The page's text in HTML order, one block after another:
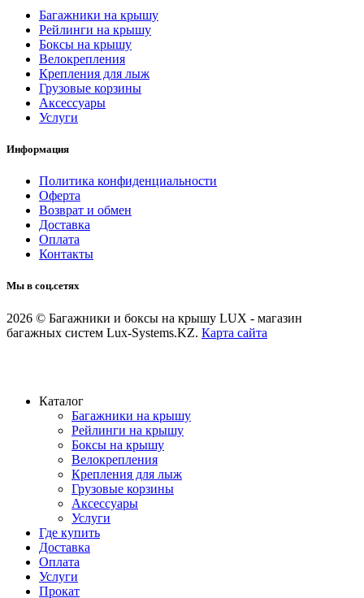
Багажники на крышу
Рейлинги на крышу
Боксы на крышу
Велокрепления
Крепления для лыж
Грузовые корзины
Аксессуары
Услуги
Информация
Политика конфиденциальности
Оферта
Возврат и обмен
Доставка
Оплата
Контакты
Мы в соц.сетях
2026 © Багажники и боксы на крышу LUX - магазин
багажных систем Lux-Systems.KZ. Карта сайта
Каталог
Багажники на крышу
Рейлинги на крышу
Боксы на крышу
Велокрепления
Крепления для лыж
Грузовые корзины
Аксессуары
Услуги
Где купить
Доставка
Оплата
Услуги
Прокат